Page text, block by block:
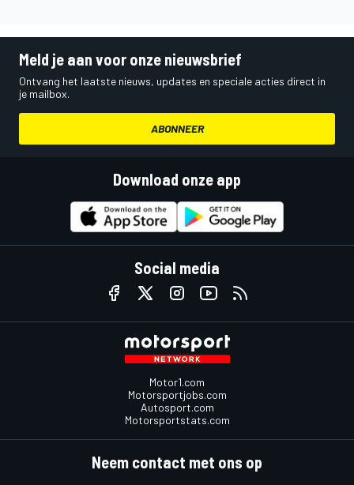
Meld je aan voor onze nieuwsbrief
Ontvang het laatste nieuws, updates en speciale acties direct in
je mailbox.
ABONNEER
Download onze app
Social media
Motor1.com
Motorsportjobs.com
Autosport.com
Motorsportstats.com
Neem contact met ons op